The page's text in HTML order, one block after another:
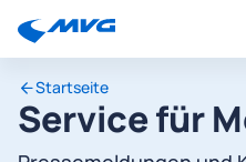
Startseite
Service für